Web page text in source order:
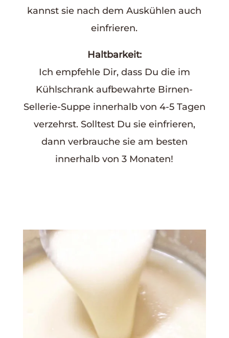
kannst sie nach dem Auskühlen auch
einfrieren.
Haltbarkeit:
Ich empfehle Dir, dass Du die im
Kühlschrank aufbewahrte Birnen-
Sellerie-Suppe innerhalb von 4-5 Tagen
verzehrst. Solltest Du sie einfrieren,
dann verbrauche sie am besten
innerhalb von 3 Monaten!